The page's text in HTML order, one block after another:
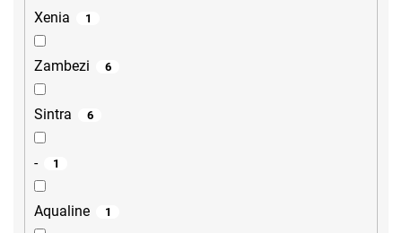
Xenia 1
Zambezi 6
Sintra 6
- 1
Aqualine 1